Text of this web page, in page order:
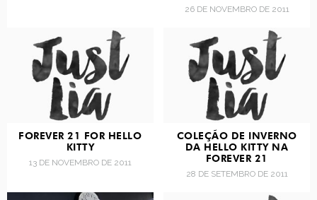
26 DE NOVEMBRO DE 2011
FOREVER 21 FOR HELLO
KITTY
13 DE NOVEMBRO DE 2011
COLEÇÃO DE INVERNO
DA HELLO KITTY NA
FOREVER 21
28 DE SETEMBRO DE 2011